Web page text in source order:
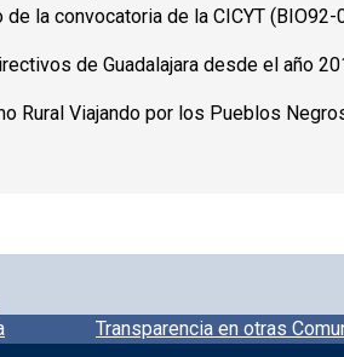
la convocatoria de la CICYT
de Guadalajara desde el año
Rural Viajando por los Pueblos
Transparencia en otras